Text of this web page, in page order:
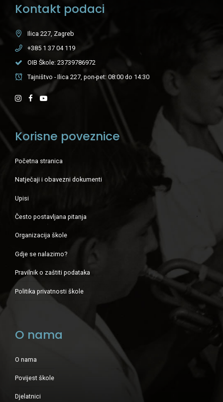
Kontakt podaci
Ilica 227, Zagreb
+385 1 37 04 119
OIB Škole: 23739786972
Tajništvo - Ilica 227, pon-pet: 08:00 do 14:30
Korisne poveznice
Početna stranica
Natječaji i obavezni dokumenti
Upisi
Često postavljana pitanja
Organizacija škole
Gdje se nalazimo?
Pravilnik o zaštiti podataka
Politika privatnosti škole
O nama
O nama
Povijest škole
Djelatnici